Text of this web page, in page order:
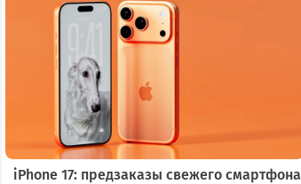
iPhone 17: предзаказы свежего смартфона